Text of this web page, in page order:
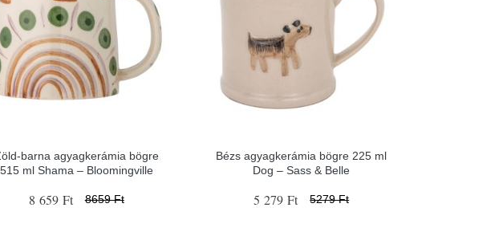
barna agyagkerámia bögre
515 ml Shama – Bloomingville
8 659 Ft 8659 Ft
Bézs agyagkerámia bögre 225 ml
Dog – Sass & Belle
5 279 Ft 5279 Ft